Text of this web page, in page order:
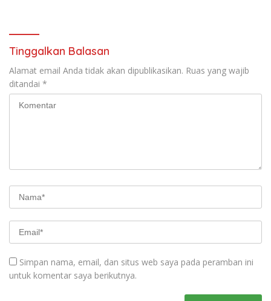
Tinggalkan Balasan
Alamat email Anda tidak akan dipublikasikan. Ruas yang wajib
ditandai *
Simpan nama, email, dan situs web saya pada peramban ini
untuk komentar saya berikutnya.